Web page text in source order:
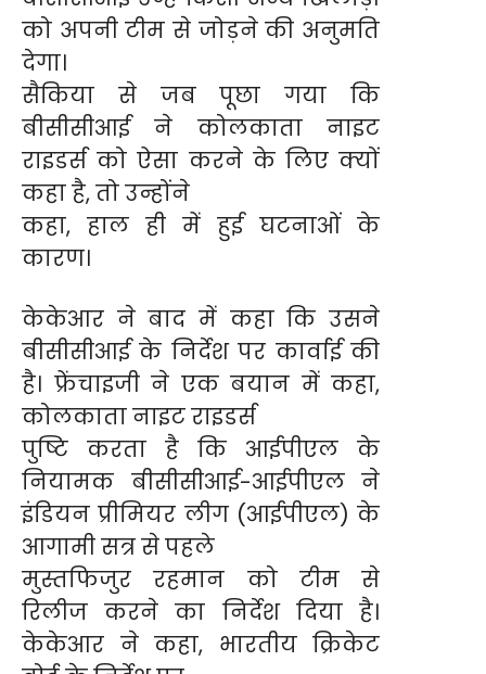
को अपनी टीम से जोड़ने की अनुमति
देगा।
सैकिया से जब पूछा गया कि
बीसीसीआई ने कोलकाता नाइट
राइडर्स को ऐसा करने के लिए क्यों
कहा है, तो उन्होंने
कहा, हाल ही में हुई घटनाओं के
कारण।
केकेआर ने बाद में कहा कि उसने
बीसीसीआई के निर्देश पर कार्वाई की
है। फ्रेंचाइजी ने एक बयान में कहा,
कोलकाता नाइट राइडर्स
पुष्टि करता है कि आईपीएल के
नियामक बीसीसीआई-आईपीएल ने
इंडियन प्रीमियर लीग (आईपीएल) के
आगामी सत्र से पहले
मुस्तफिजुर रहमान को टीम से
रिलीज करने का निर्देश दिया है।
केकेआर ने कहा, भारतीय क्रिकेट